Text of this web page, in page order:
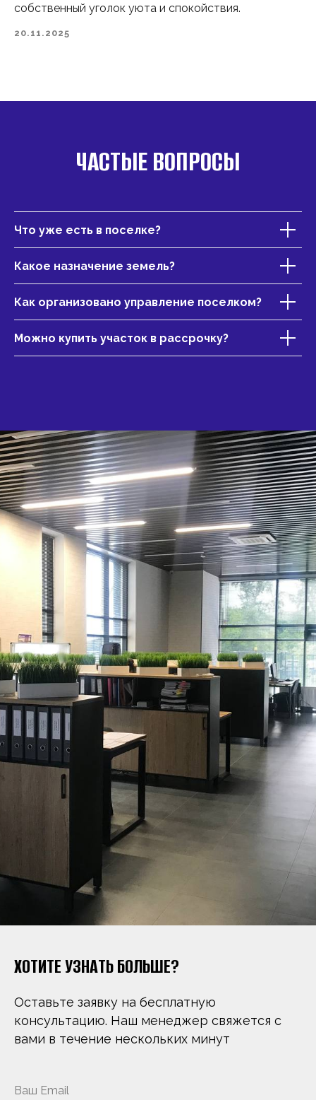
собственный уголок уюта и спокойствия.
20.11.2025
ЧАСТЫЕ ВОПРОСЫ
Что уже есть в поселке?
Какое назначение земель?
Как организовано управление поселком?
Можно купить участок в рассрочку?
ХОТИТЕ УЗНАТЬ БОЛЬШЕ?
Оставьте заявку на бесплатную
консультацию. Наш менеджер свяжется с
вами в течение нескольких минут